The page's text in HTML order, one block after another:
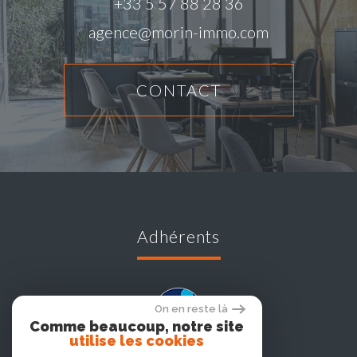
agence@morin-immo.com
CONTACT
adhérents
On en reste là
Comme beaucoup, notre site
utilise les cookies